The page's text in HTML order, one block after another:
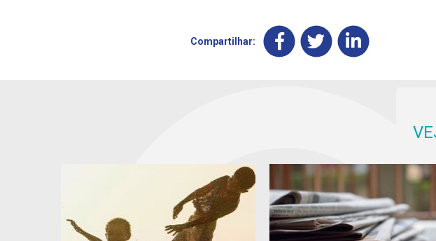
Compartilhar: